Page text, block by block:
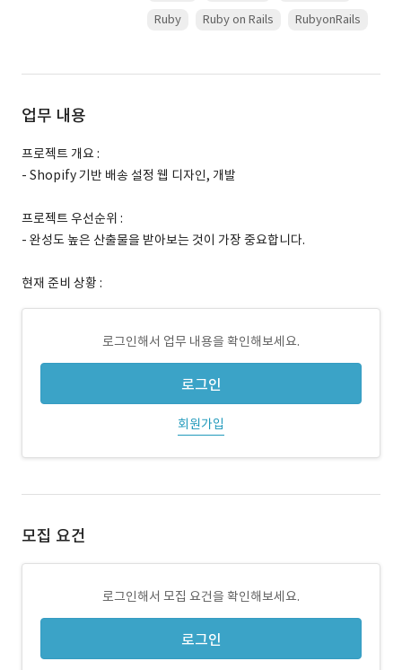
Ruby
Ruby on Rails RubyonRails
업무 내용
프로젝트 개요 :
- Shopify 기반 배송 설정 웹 디자인, 개발
프로젝트 우선순위 :
- 완성도 높은 산출물을 받아보는 것이 가장 중요합니다.
현재 준비 상황 :
로그인해서 업무 내용을 확인해보세요.
로그인
회원가입
모집 요건
로그인해서 모집 요건을 확인해보세요.
로그인